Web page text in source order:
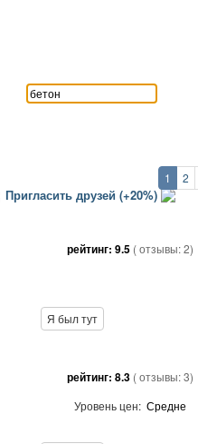
Пригласить друзей (+20%)
1 2
рейтинг: 9.5 ( отзывы:2)
Я был тут
рейтинг: 8.3 ( отзывы:3)
Уровень цен: Средне